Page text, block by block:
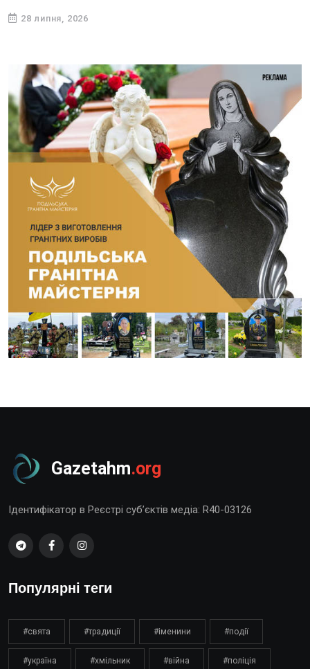
28 липня, 2026
Gazetahm.org
Ідентифікатор в Реєстрі суб’єктів медіа: R40-03126
Популярні теги
#свята #традиції #іменини #події
#україна #хмільник #війна #поліція